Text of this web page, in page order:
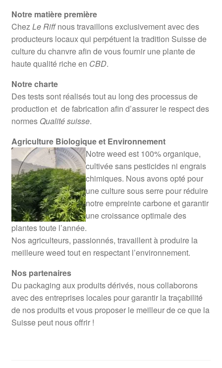
Notre matière première
ChezLe Riffnous travaillons exclusivement avec des
producteurs locaux qui perpétuent la tradition Suisse de
culture du chanvre afin de vous fournir une plante de
haute qualité riche en CBD.
Notre charte
Des tests sont réalisés tout au long des processus de
production et de fabrication afin d’assurer le respect des
normes Qualité suisse.
Agriculture Biologique et Environnement
Notre weed est 100% organique,
cultivée sans pesticides ni engrais
chimiques. Nous avons opté pour
une culture sous serre pour réduire
notre empreinte carbone et garantir
une croissance optimale des
plantes toute l’année.
Nos agriculteurs, passionnés, travaillent à produire la
meilleure weed tout en respectant l’environnement.
Nos partenaires
Du packaging aux produits dérivés, nous collaborons
avec des entreprises locales pour garantir la traçabilité
de nos produits et vous proposer le meilleur de ce que la
Suisse peut nous offrir !